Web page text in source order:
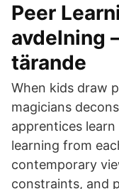
Peer
avdelning
tärande
When kids draw
magicians
apprentices
learning from
contemporary
constraints, and